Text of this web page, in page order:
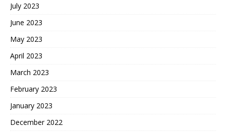
July 2023
June 2023
May 2023
April 2023
March 2023
February 2023
January 2023
December 2022